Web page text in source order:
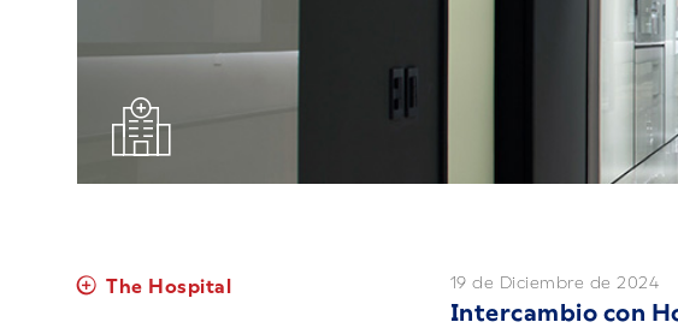
The Hospital 19 de Diciembre de 2024
Intercambio con